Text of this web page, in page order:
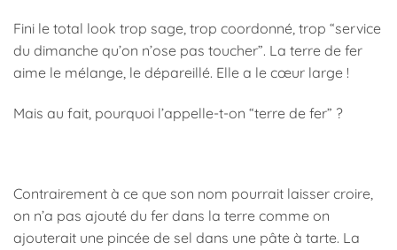
Fini le total look trop sage, trop coordonné, trop “service
du dimanche qu’on n’ose pas toucher”. La terre de fer
aime le mélange, le dépareillé. Elle a le cœur large !
Mais au fait, pourquoi l’appelle-t-on “terre de fer” ?
Contrairement à ce que son nom pourrait laisser croire,
on n’a pas ajouté du fer dans la terre comme on
ajouterait une pincée de sel dans une pâte à tarte. La